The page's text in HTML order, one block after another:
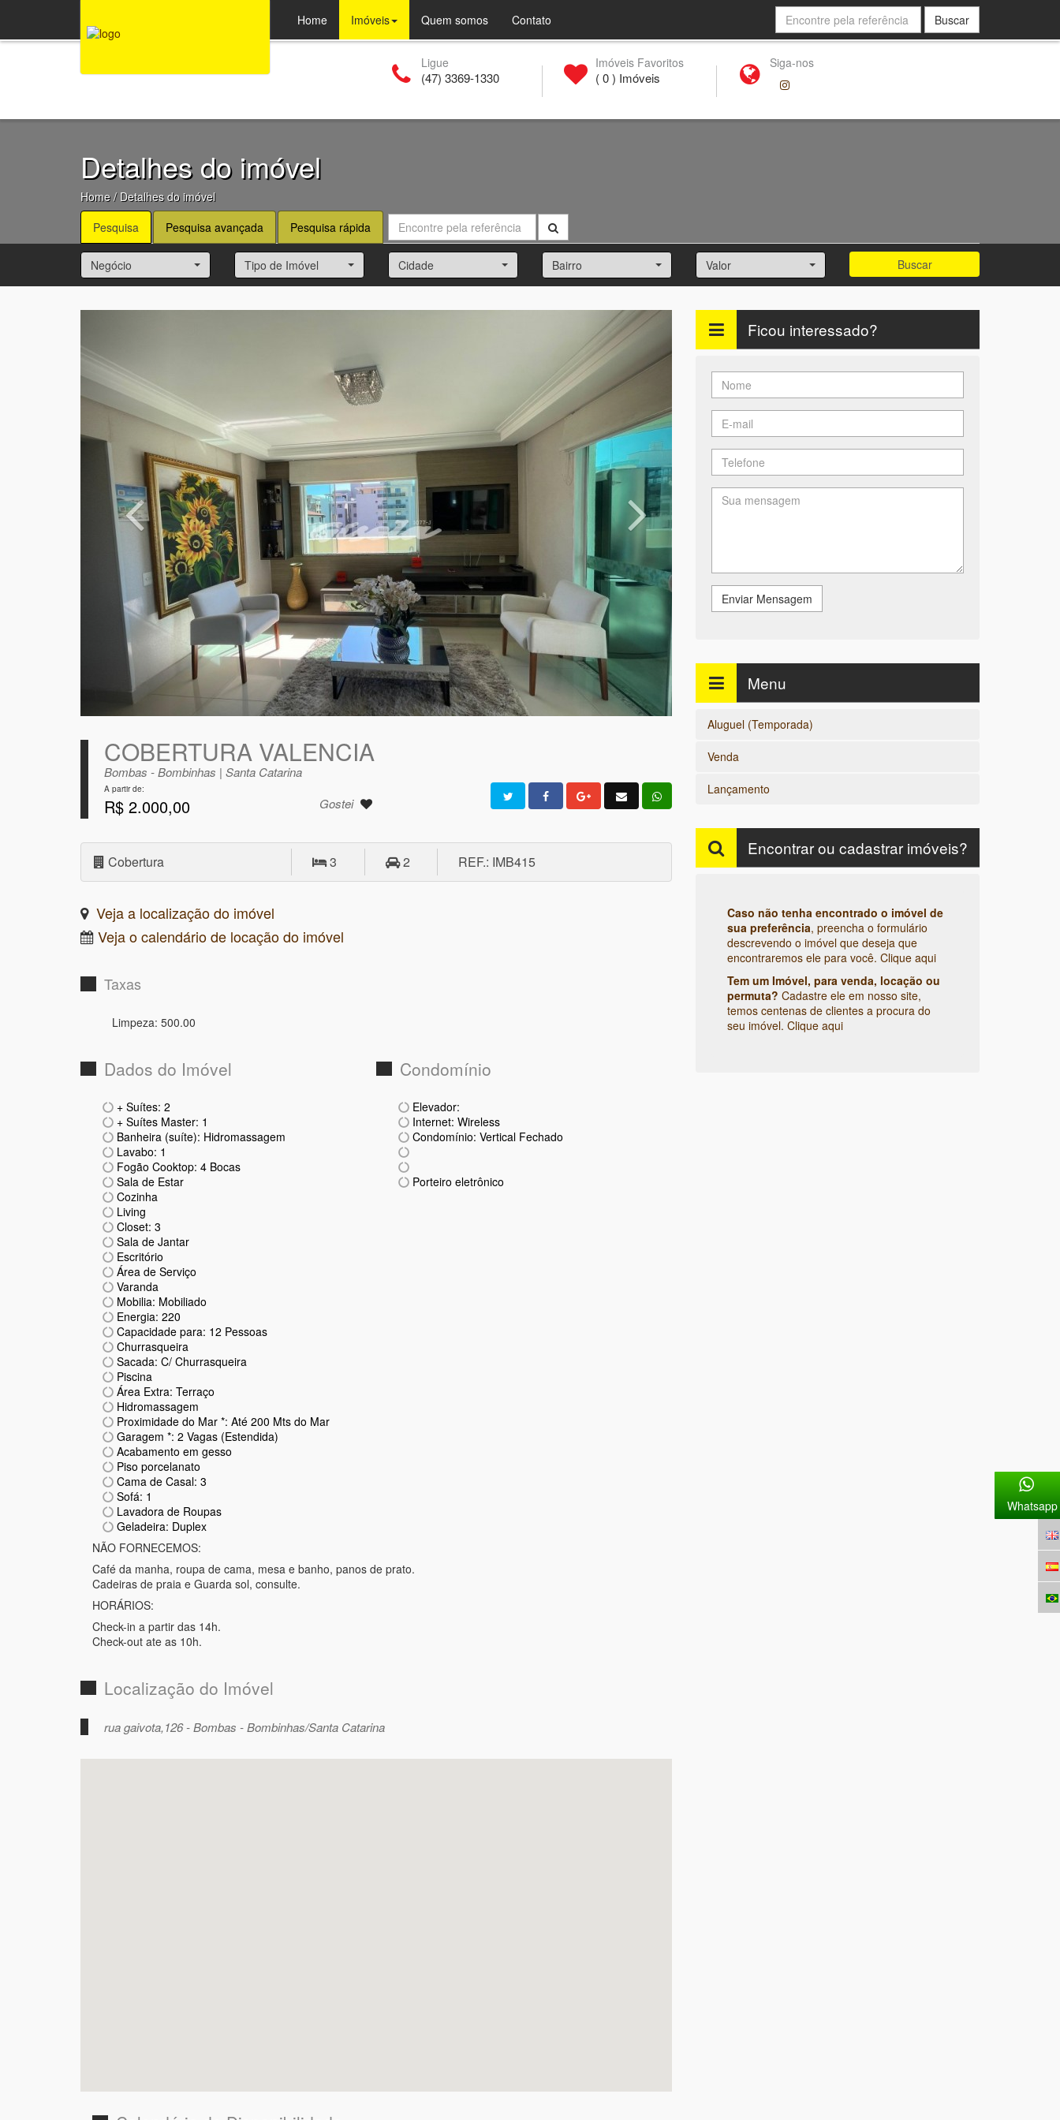
Whatsapp
Ligue
(47) 3369-1330
Imóveis Favoritos
(0) Imóveis
Siga-nos
Detalhes do imóvel
Home / Detalhes do imóvel
Pesquisa
Pesquisa avançada Pesquisa rápida
Negócio Tipo de Imóvel Cidade Bairro Valor Buscar
Home Imóveis Quem somos(current)Contato Buscar
COBERTURA VALENCIA
Bombas - Bombinhas | Santa Catarina
A partir de:
R$ 2.000,00 Gostei
Cobertura 3 2 REF.: IMB415
Veja a localização do imóvel
Veja o calendário de locação do imóvel
Taxas
Limpeza: 500.00
Dados do Imóvel
+ Suítes: 2
+ Suítes Master: 1
Banheira (suíte): Hidromassagem
Lavabo: 1
Fogão Cooktop: 4 Bocas
Sala de Estar
Cozinha
Living
Closet: 3
Sala de Jantar
Escritório
Área de Serviço
Varanda
Mobilia: Mobiliado
Energia: 220
Capacidade para: 12 Pessoas
Churrasqueira
Sacada: C/ Churrasqueira
Piscina
Área Extra: Terraço
Hidromassagem
Proximidade do Mar *: Até 200 Mts do Mar
Garagem *: 2 Vagas (Estendida)
Acabamento em gesso
Piso porcelanato
Cama de Casal: 3
Sofá: 1
Lavadora de Roupas
Geladeira: Duplex
Condomínio
Elevador:
Internet: Wireless
Condomínio: Vertical Fechado
Porteiro eletrônico
NÃO FORNECEMOS:
Café da manha, roupa de cama, mesa e banho, panos de prato.
Cadeiras de praia e Guarda sol, consulte.
HORÁRIOS:
Check-in a partir das 14h.
Check-out ate as 10h.
Localização do Imóvel
rua gaivota,126 - Bombas - Bombinhas/Santa Catarina
Ficou interessado?
Enviar Mensagem
Menu
Aluguel (Temporada)
Venda
Lançamento
Encontrar ou cadastrar imóveis?
Caso não tenha encontrado o imóvel de
sua preferência, preencha o formulário
descrevendo o imóvel que deseja que
encontraremos ele para você. Clique aqui
Tem um Imóvel, para venda, locação ou
permuta? Cadastre ele em nosso site,
temos centenas de clientes a procura do
seu imóvel. Clique aqui